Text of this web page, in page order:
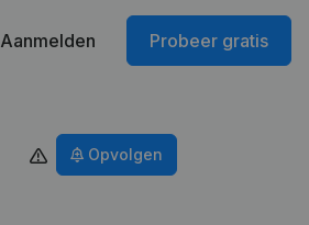
Aanmelden Probeer gratis
Opvolgen